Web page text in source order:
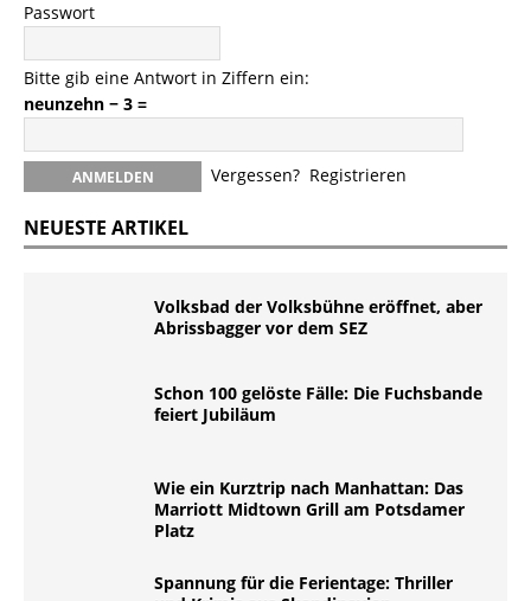
Passwort
Bitte gib eine Antwort in Ziffern ein:
neunzehn − 3 =
Vergessen? Registrieren
NEUESTE ARTIKEL
Volksbad der Volksbühne eröffnet, aber
Abrissbagger vor dem SEZ
Schon 100 gelöste Fälle: Die Fuchsbande
feiert Jubiläum
Wie ein Kurztrip nach Manhattan: Das
Marriott Midtown Grill am Potsdamer
Platz
Spannung für die Ferientage: Thriller